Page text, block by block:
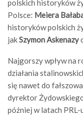
polskich historyków
Polsce: Meiera
historyków polskich
jakSzymon Askenazy
Najgorszy wpływ na
działania
się nawet do
dyrektor
później w latach PRL-